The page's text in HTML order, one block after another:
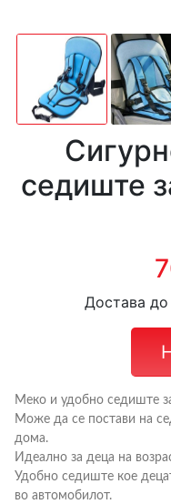
седиште
Достава
Меко и удобно седиште
Може да се постави на
дома.
Идеално за деца на
Удобно седиште кое
во автомобилот.